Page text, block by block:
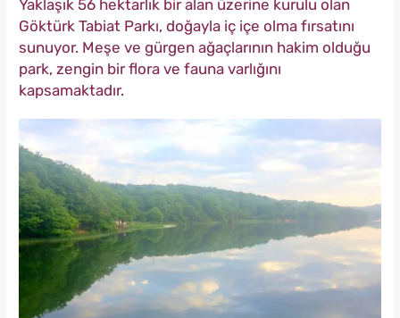
Yaklaşık 56 hektarlık bir alan üzerine kurulu olan
Göktürk Tabiat Parkı, doğayla iç içe olma fırsatını
sunuyor. Meşe ve gürgen ağaçlarının hakim olduğu
park, zengin bir flora ve fauna varlığını
kapsamaktadır.